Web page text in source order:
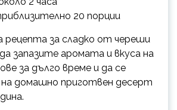
20 порции
рецепта за сладко от череши
запазите аромата и вкуса на
за дълго време и да се
домашно приготвен десерт